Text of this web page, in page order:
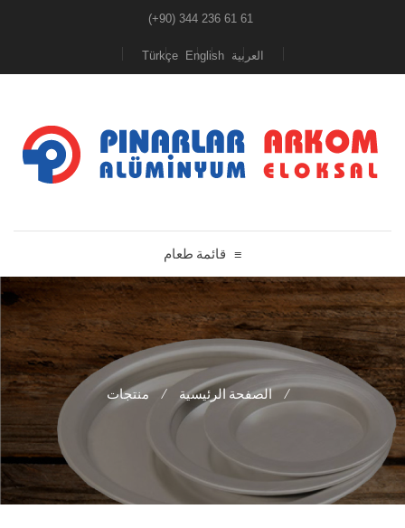
(+90) 344 236 61 61
Türkçe English العربية
≡
الصفحة الرئيسية / منتجات /